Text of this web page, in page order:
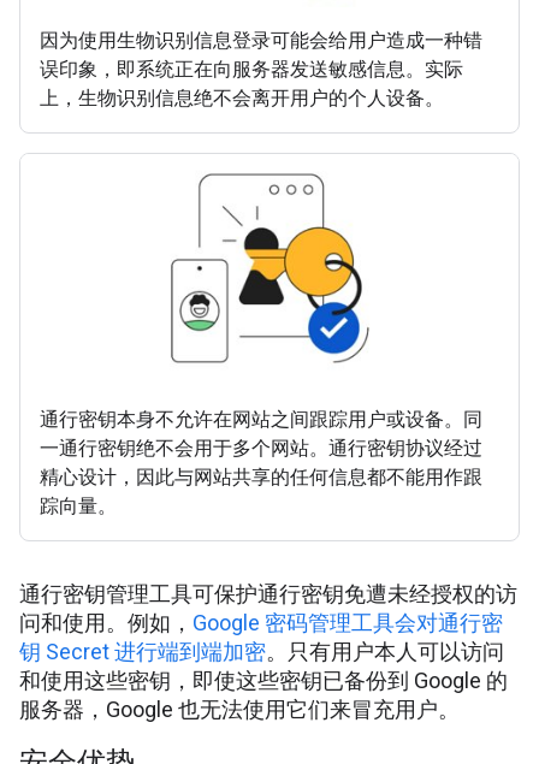
因为使用生物识别信息登录可能会给用户造成一种错
误印象，即系统正在向服务器发送敏感信息。实际
上，生物识别信息绝不会离开用户的个人设备。
通行密钥本身不允许在网站之间跟踪用户或设备。同
一通行密钥绝不会用于多个网站。通行密钥协议经过
精心设计，因此与网站共享的任何信息都不能用作跟
踪向量。
通行密钥管理工具可保护通行密钥免遭未经授权的访
问和使用。例如， Google 密码管理工具会对通行密
钥 Secret 进行端到端加密。只有用户本人可以访问
和使用这些密钥，即使这些密钥已备份到 Google 的
服务器，Google 也无法使用它们来冒充用户。